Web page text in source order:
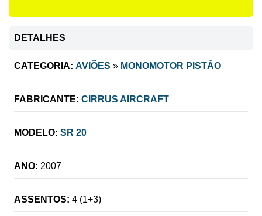
DETALHES
CATEGORIA: AVIÕES » MONOMOTOR PISTÃO
FABRICANTE: CIRRUS AIRCRAFT
MODELO: SR 20
ANO: 2007
ASSENTOS: 4 (1+3)